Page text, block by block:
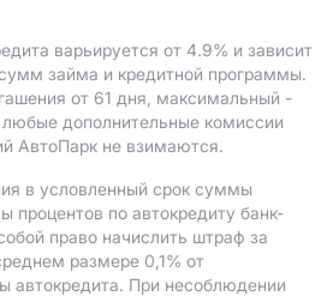
варьируется от 4.9% и зависит
сумм займа и кредитной программы.
от 61 дня, максимальный -
дополнительные комиссии
АвтоПарк не взимаются.
в условленный срок суммы
процентов по автокредиту банк-
право начислить штраф за
размере 0,1% от
автокредита. При несоблюдении